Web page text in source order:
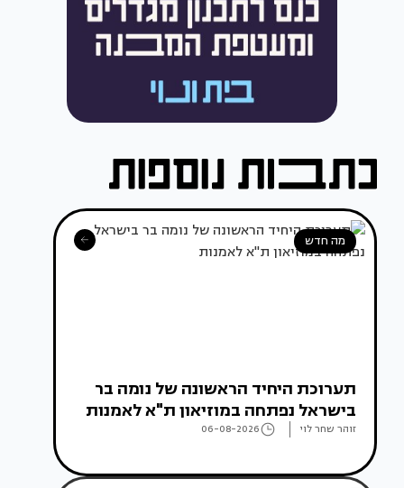
מה חדש
תערוכת היחיד הראשונה של נומה בר
בישראל נפתחה במוזיאון ת"א לאמנות
זוהר שחר לוי 06-08-2026